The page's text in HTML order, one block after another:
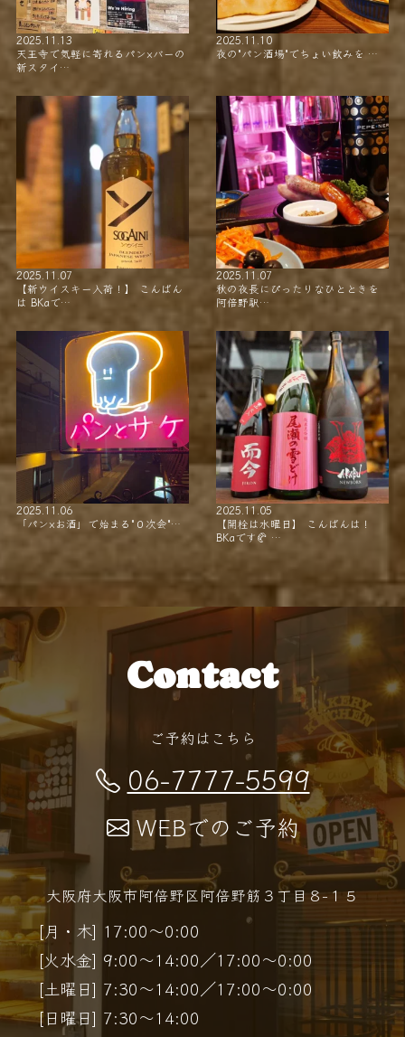
2025.11.13
天王寺で気軽に寄れるパン×バーの
新スタイ…
2025.11.10
夜の"パン酒場"でちょい飲みを …
2025.11.07
【新ウイスキー入荷！】 こんばん
は BKaで…
2025.11.07
秋の夜長にぴったりなひとときを
阿倍野駅…
2025.11.06
「パン×お酒」で始まる"０次会"…
2025.11.05
【開栓は水曜日】 こんばんは！
BKaです🥐 …
Contact
ご予約はこちら
06-7777-5599
WEBでのご予約
大阪府大阪市阿倍野区阿倍野筋３丁目８−１５
[月・木] 17:00～0:00
[火水金] 9:00～14:00／17:00～0:00
[土曜日] 7:30～14:00／17:00～0:00
[日曜日] 7:30～14:00